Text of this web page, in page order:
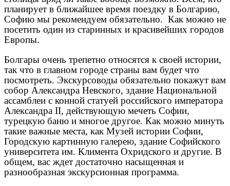
планирует в ближайшее время поездку в Болгарию,
Софию мы рекомендуем обязательно. Как можно не
посетить один из старинных и красивейших городов
Европы.
Болгары очень трепетно относятся к своей истории,
так что в главном городе страны вам будет что
посмотреть. Экскурсоводы обязательно покажут вам
собор Александра Невского, здание Национальной
ассамблеи с конной статуей российского императора
Александра II, действующую мечеть Софии,
турецкую баню и многое другое. Как можно минуть
такие важные места, как Музей истории Софии,
Городскую картинную галерею, здание Софийского
университета им. Климента Охридского и другие. В
общем, вас ждет достаточно насыщенная и
разнообразная экскурсионная программа.